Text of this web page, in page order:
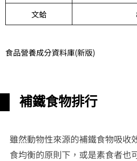
文蛤
食品營養成分資料庫(新版)
補鐵食物排行
雖然動物性來源的補鐵食物吸收
食均衡的原則下，或是素食者也